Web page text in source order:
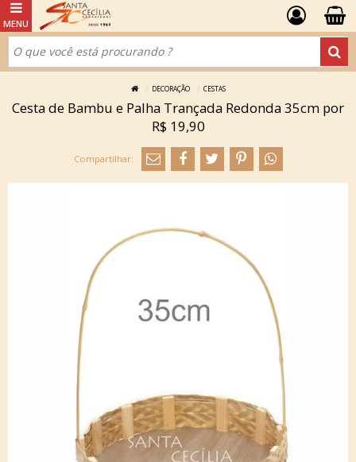
DECORAÇÃO CESTAS
Cesta de Bambu e Palha Trançada Redonda 35cm por
R$ 19,90